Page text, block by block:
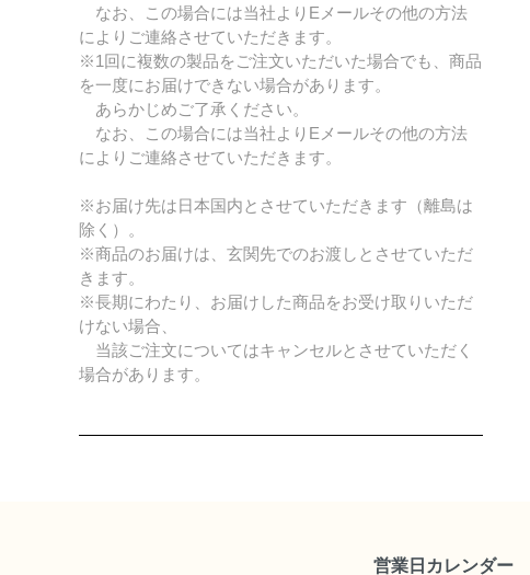
なお、この場合には当社よりEメールその他の方法
によりご連絡させていただきます。
※1回に複数の製品をご注文いただいた場合でも、商品
を一度にお届けできない場合があります。
あらかじめご了承ください。
なお、この場合には当社よりEメールその他の方法
によりご連絡させていただきます。
※お届け先は日本国内とさせていただきます（離島は
除く）。
※商品のお届けは、玄関先でのお渡しとさせていただ
きます。
※長期にわたり、お届けした商品をお受け取りいただ
けない場合、
当該ご注文についてはキャンセルとさせていただく
場合があります。
営業日カレンダー